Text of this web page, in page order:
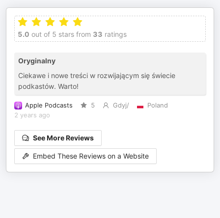
5.0 out of 5 stars from 33 ratings
Oryginalny
Ciekawe i nowe treści w rozwijającym się świecie
podkastów. Warto!
Apple Podcasts 5 Gdyj/
Poland
2 years ago
See More Reviews
Embed These Reviews on a Website